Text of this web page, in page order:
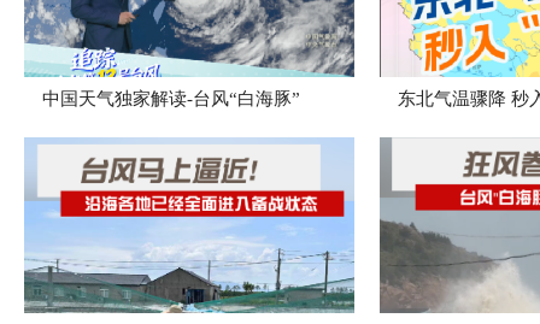
中国天气独家解读-台风“白海豚” 东北气温骤降 秒